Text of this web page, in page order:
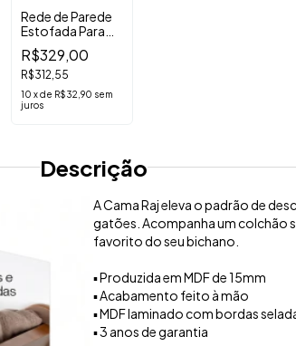
Rede de Parede
Estofada Para
Gatos Nick
Marrom
R$329,00
R$312,55
10 xde R$32,90 sem
juros
Descrição
A Cama Raj eleva o padrão de
gatões. Acompanha um colchão
favorito do seu bichano.
▪️ Produzida em MDF de 15mm
▪️ Acabamento feito à mão
▪️ MDF laminado com bordas
▪️ 3 anos de garantia